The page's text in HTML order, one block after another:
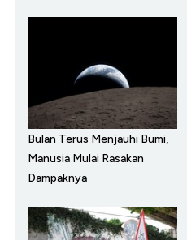
Bulan Terus Menjauhi Bumi,
Manusia Mulai Rasakan
Dampaknya